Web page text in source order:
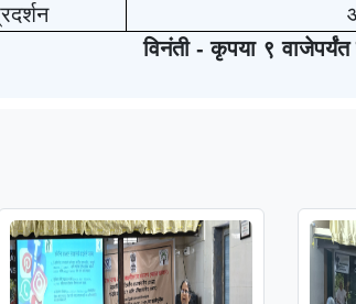
विनंती - कृपया ९ वाजेपर्यंत